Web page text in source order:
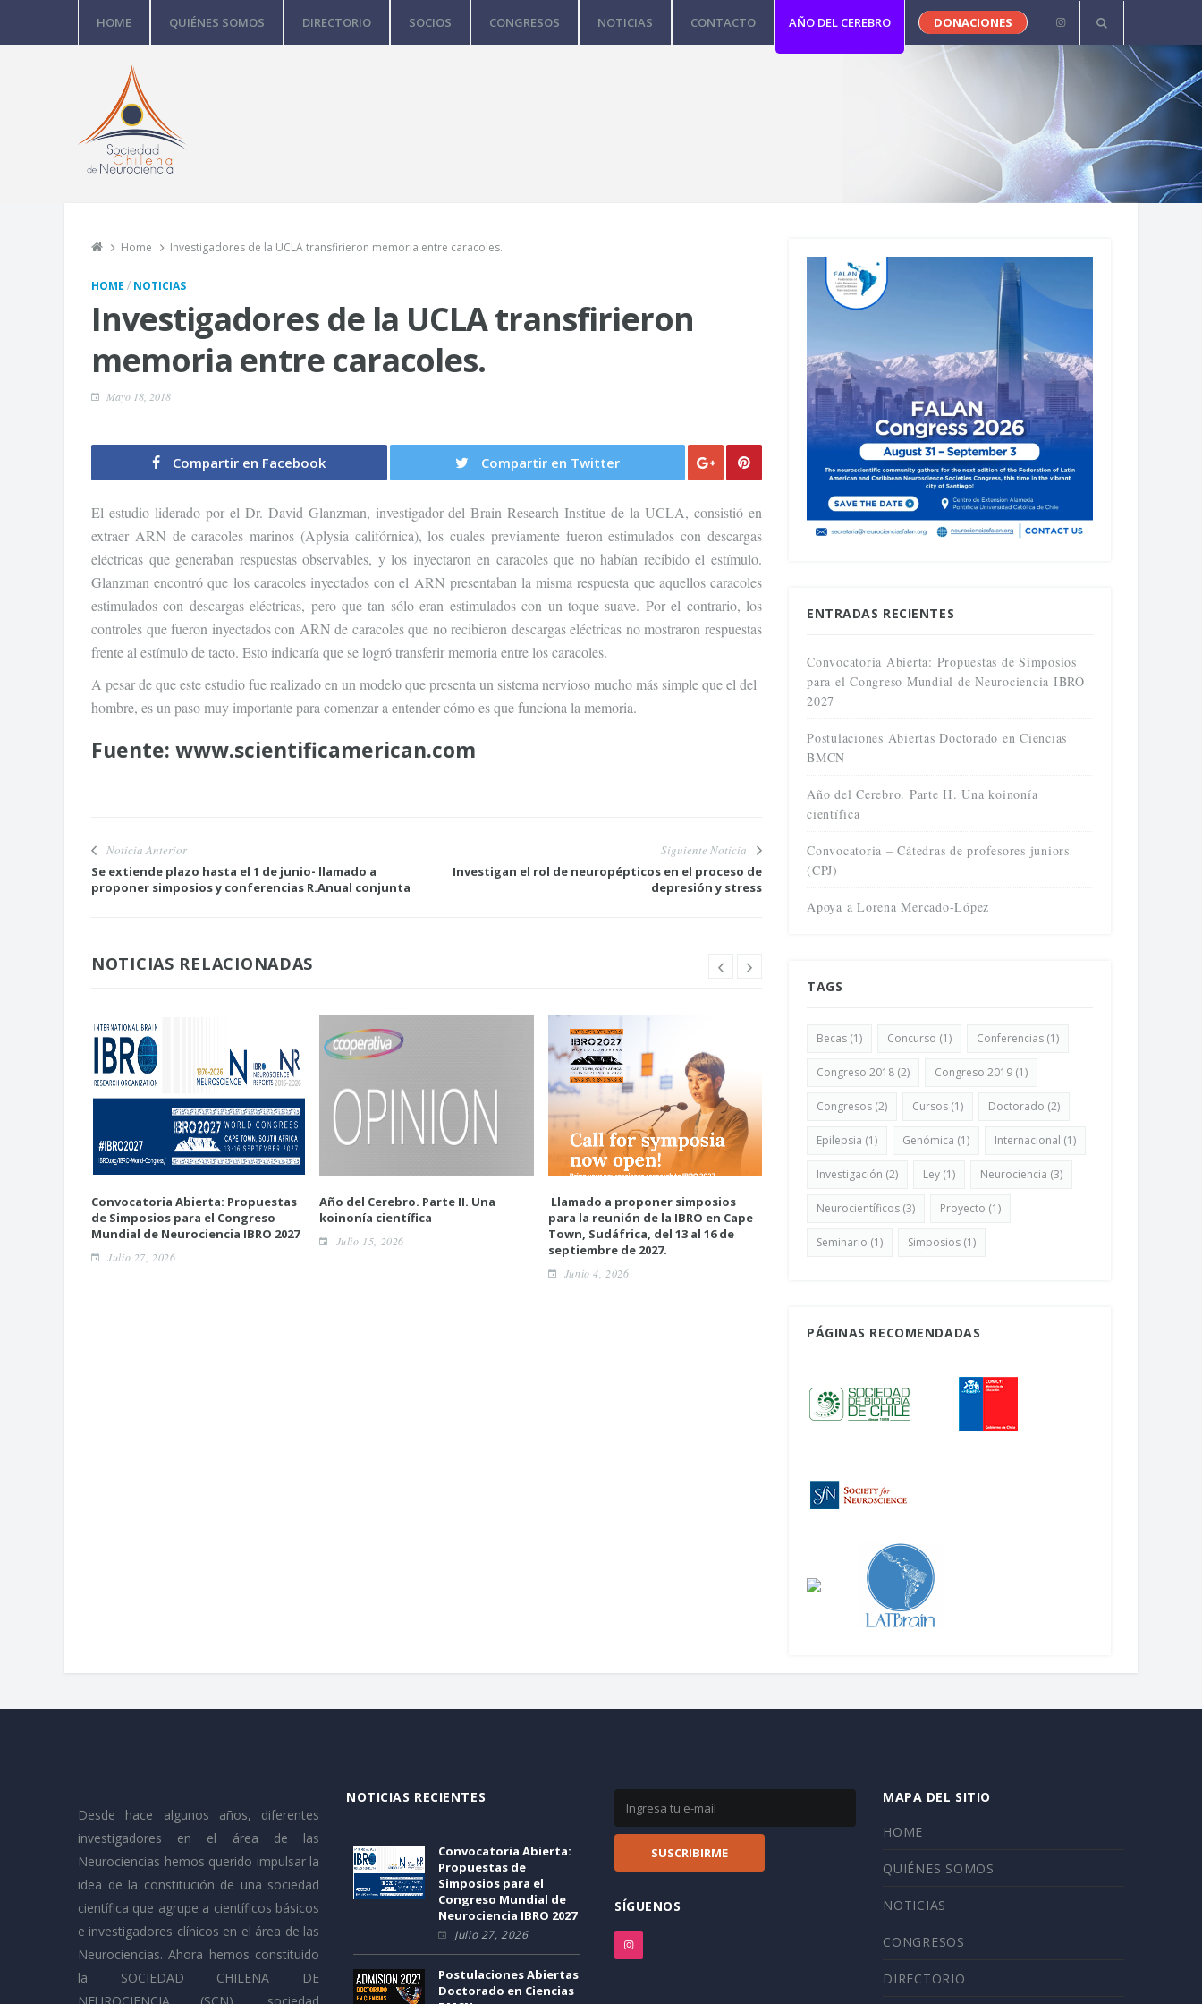
HOME QUIÉNES SOMOS DIRECTORIO SOCIOS CONGRESOS NOTICIAS CONTACTO AÑO DEL CEREBRO DONACIONES
Home Investigadores de la UCLA transfirieron memoria entre caracoles.
HOME / NOTICIAS
Investigadores de la UCLA transfirieron
memoria entre caracoles.
Mayo 18, 2018
Compartir en Facebook Compartir en Twitter
El estudio liderado por el Dr. David Glanzman, investigador del Brain Research Institue de la UCLA, consistió en
extraer ARN de caracoles marinos (Aplysia califórnica), los cuales previamente fueron estimulados con descargas
eléctricas que generaban respuestas observables, y los inyectaron en caracoles que no habían recibido el estímulo.
Glanzman encontró que los caracoles inyectados con el ARN presentaban la misma respuesta que aquellos caracoles
estimulados con descargas eléctricas, pero que tan sólo eran estimulados con un toque suave. Por el contrario, los
controles que fueron inyectados con ARN de caracoles que no recibieron descargas eléctricas no mostraron respuestas
frente al estímulo de tacto. Esto indicaría que se logró transferir memoria entre los caracoles.
A pesar de que este estudio fue realizado en un modelo que presenta un sistema nervioso mucho más simple que el del
hombre, es un paso muy importante para comenzar a entender cómo es que funciona la memoria.
Fuente: www.scientificamerican.com
Noticia Anterior
Se extiende plazo hasta el 1 de junio- llamado a
proponer simposios y conferencias R.Anual conjunta
Siguiente Noticia
Investigan el rol de neuropépticos en el proceso de
depresión y stress
NOTICIAS RELACIONADAS
Convocatoria Abierta: Propuestas
de Simposios para el Congreso
Mundial de Neurociencia IBRO 2027
Julio 27, 2026
Año del Cerebro. Parte II. Una
koinonía científica
Julio 15, 2026
Llamado a proponer simposios
para la reunión de la IBRO en Cape
Town, Sudáfrica, del 13 al 16 de
septiembre de 2027.
Junio 4, 2026
Encuesta mapeo del campo
neurocientífico en Chile
Abril 24, 2026
ENTRADAS RECIENTES
Convocatoria Abierta: Propuestas de Simposios
para el Congreso Mundial de Neurociencia IBRO
2027
Postulaciones Abiertas Doctorado en Ciencias
BMCN
Año del Cerebro. Parte II. Una koinonía
científica
Convocatoria – Cátedras de profesores juniors
(CPJ)
Apoya a Lorena Mercado-López
TAGS
Becas (1) Concurso (1) Conferencias (1)
Congreso 2018 (2) Congreso 2019 (1)
Congresos (2) Cursos (1) Doctorado (2)
Epilepsia (1) Genómica (1) Internacional (1)
Investigación (2) Ley (1) Neurociencia (3)
Neurocientíficos (3) Proyecto (1)
Seminario (1) Simposios (1)
PÁGINAS RECOMENDADAS
Desde hace algunos años, diferentes
investigadores en el área de las
Neurociencias hemos querido impulsar la
idea de la constitución de una sociedad
científica que agrupe a científicos básicos
e investigadores clínicos en el área de las
Neurociencias. Ahora hemos constituido
la SOCIEDAD CHILENA DE
NOTICIAS RECIENTES
Convocatoria Abierta:
Propuestas de
Simposios para el
Congreso Mundial de
Neurociencia IBRO 2027
Julio 27, 2026
Postulaciones Abiertas
Doctorado en Ciencias
SÍGUENOS
MAPA DEL SITIO
HOME
QUIÉNES SOMOS
NOTICIAS
CONGRESOS
DIRECTORIO